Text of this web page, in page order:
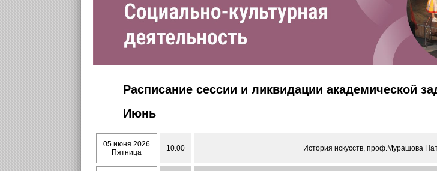
Расписание сессии и ликвидации академической
Июнь
05 июня 2026
Пятница
10.00 История искусств, проф.Мурашова